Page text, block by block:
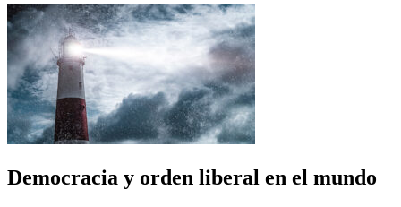
Democracia y orden liberal en el mundo